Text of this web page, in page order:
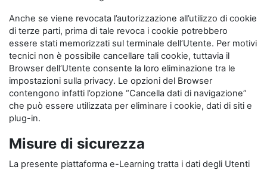
Anche se viene revocata l’autorizzazione all’utilizzo di cookie
di terze parti, prima di tale revoca i cookie potrebbero
essere stati memorizzati sul terminale dell’Utente. Per motivi
tecnici non è possibile cancellare tali cookie, tuttavia il
Browser dell’Utente consente la loro eliminazione tra le
impostazioni sulla privacy. Le opzioni del Browser
contengono infatti l’opzione “Cancella dati di navigazione”
che può essere utilizzata per eliminare i cookie, dati di siti e
plug-in.
Misure di sicurezza
La presente piattaforma e-Learning tratta i dati degli Utenti